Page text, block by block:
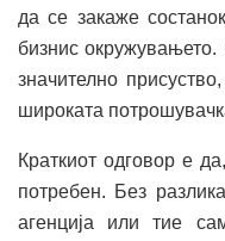
да се закаже
бизнис
значително
широката
Краткиот одговор е
потребен. Без
агенција или тие